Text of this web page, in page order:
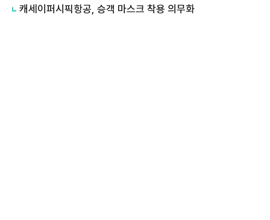
캐세이퍼시픽항공, 승객 마스크 착용 의무화